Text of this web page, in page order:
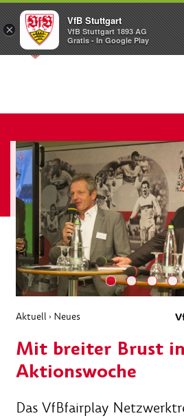
Aktuell › Neues
Mit breiter Brust
Aktionswoche
Das VfBfairplay
×
VfB Stuttgart
VfB Stuttgart 1893 AG
Gratis - In Google Play